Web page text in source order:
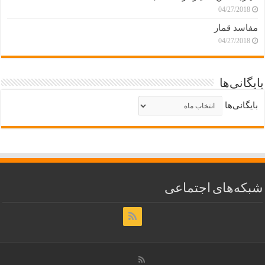
04/27/2018
مفاسد قمار
04/27/2018
بایگانی‌ها
بایگانی‌ها
شبکه‌های اجتماعی